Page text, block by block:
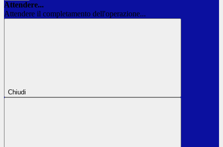
Attendere...
Attendere il completamento dell'operazione...
Chiudi